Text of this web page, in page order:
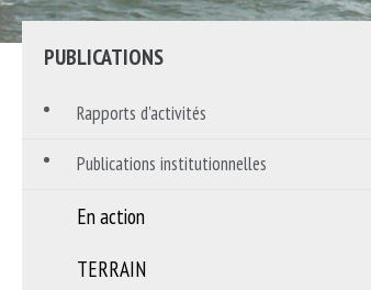
CONSEIL D’ADMINISTRATION
PUBLICATIONS
Rapports d'activités
Publications institutionnelles
En action
TERRAIN